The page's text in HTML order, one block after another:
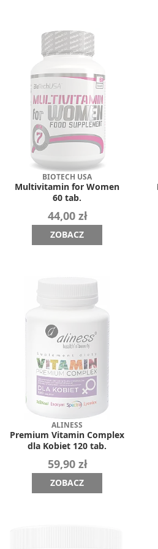
BIOTECH USA
Multivitamin for Women
60 tab.
44,00 zł
ZOBACZ
ALINESS
Premium Vitamin Complex
dla Kobiet 120 tab.
59,90 zł
ZOBACZ